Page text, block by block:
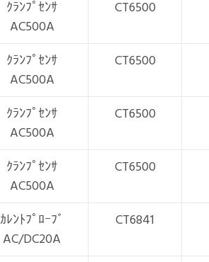
ｸﾗﾝﾌﾟｾﾝｻ
AC500A
CT6500
ｸﾗﾝﾌﾟｾﾝｻ
AC500A
CT6500
ｸﾗﾝﾌﾟｾﾝｻ
AC500A
CT6500
ｸﾗﾝﾌﾟｾﾝｻ
AC500A
CT6500
ｶﾚﾝﾄﾌﾟﾛｰﾌﾞ
AC/DC20A
CT6841